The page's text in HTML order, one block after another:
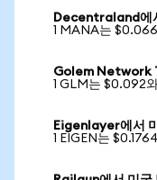
Decentraland에
1 MANA는
Golem Network
1 GLM는 $0.092
Eigenlayer에서
1 EIGEN는